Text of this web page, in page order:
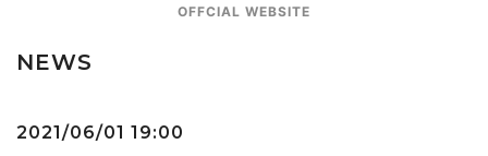
OFFCIAL WEBSITE
NEWS
2021/06/01 19:00